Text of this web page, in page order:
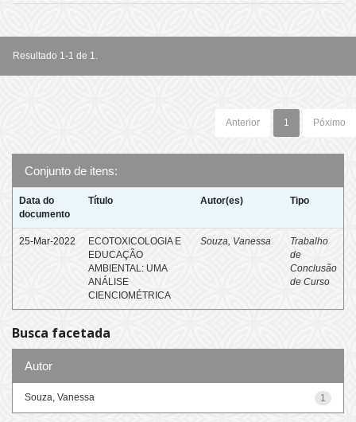
Resultado 1-1 de 1.
Anterior 1 Póximo
Conjunto de itens:
Data do
documento
Título Autor(es) Tipo
25-Mar-2022
ECOTOXICOLOGIA E
EDUCAÇÃO
AMBIENTAL: UMA
ANÁLISE
CIENCIOMÉTRICA
Souza, Vanessa
Trabalho
de
Conclusão
de Curso
Busca facetada
Autor
1
Souza, Vanessa